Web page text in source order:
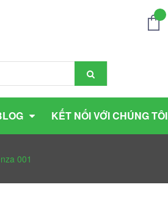
KẾT NỐI VỚI CHÚNG TÔI
001